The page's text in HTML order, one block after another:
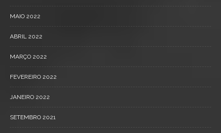
MAIO 2022
ABRIL 2022
MARÇO 2022
FEVEREIRO 2022
JANEIRO 2022
SETEMBRO 2021